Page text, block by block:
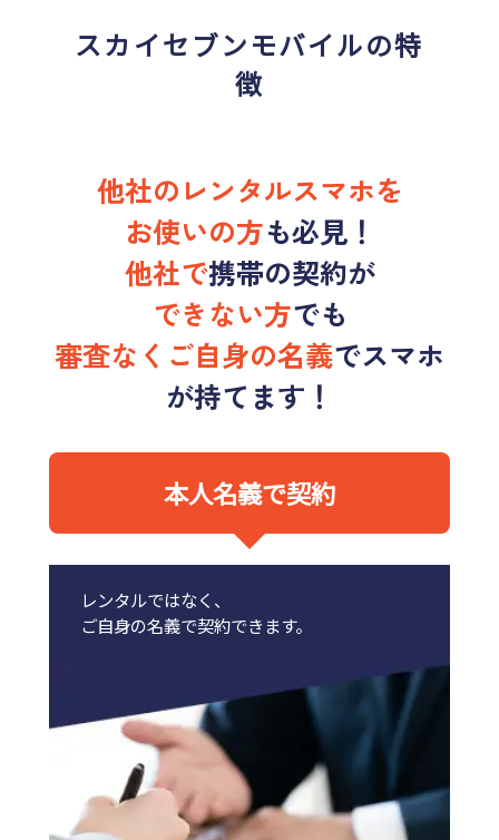
スカイセブンモバイルの特
徴
他社のレンタルスマホを
お使いの方も必見！
他社で携帯の契約が
できない方でも
審査なくご自身の名義でスマホ
が持てます！
本人名義で契約
レンタルではなく、
ご自身の名義で契約できます。